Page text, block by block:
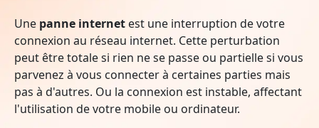
Une panne internet est une interruption de votre
connexion au réseau internet. Cette perturbation
peut être totale si rien ne se passe ou partielle si vous
parvenez à vous connecter à certaines parties mais
pas à d'autres. Ou la connexion est instable, affectant
l'utilisation de votre mobile ou ordinateur.